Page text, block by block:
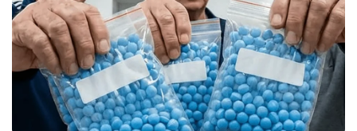
സാമ്പൂരിൽ ആദ്യഘട്ടത്തിൽ 50 മെഗാവാട്ടും രണ്ടാം
ഘട്ടത്തിൽ 70 മെഗാവാട്ടും ശേഷിയുള്ള സൗരോർജ്ജ
നിലയങ്ങൾ സ്ഥാപിക്കുന്നതിന് ശ്രീലങ്കൻ സർക്കാരും
ഇന്ത്യാ സർക്കാരും തമ്മിൽ
സമവായത്തിലെത്തിയിട്ടുണ്ട് എന്നും ശ്രീലങ്കൻ
പ്രസിഡണ്ട് വ്യക്തമാക്കി.